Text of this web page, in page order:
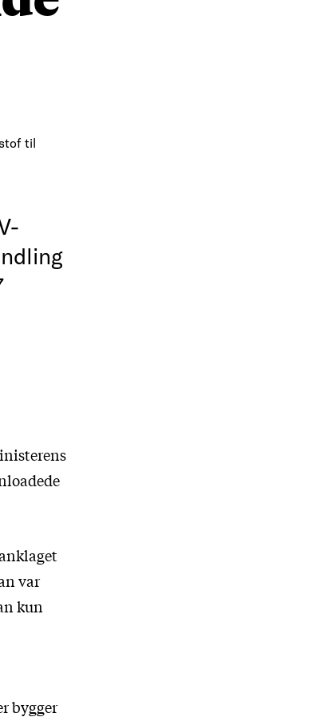
til
var
kun
bygger